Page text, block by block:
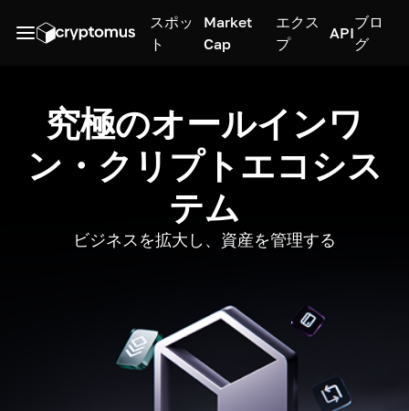
スポッ
ト
Market
Cap
エクス
プ
API
ブロ
グ
究極のオールインワ
ン・クリプトエコシス
テム
ビジネスを拡大し、資産を管理する